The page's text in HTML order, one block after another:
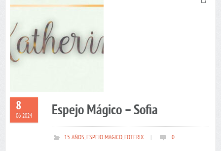
8
06 2024 Espejo Mágico – Sofia
15 AÑOS,ESPEJO MAGICO,FOTERIX 0